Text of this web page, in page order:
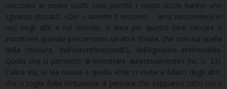
nascosto ai nostri occhi solo perché i nostri occhi hanno uno
sguardo sfocato: «Dio – avverte il vescovo – ama nascondersi in
noi, negli altri e nel mondo, e ama per questo farsi cercare e
incontrare quando percorriamo un’altra strada, che non sia quella
della chiusura, dell’autoreferenzialità, dell’egoismo irrefrenabile.
Quella che ci permette di incontrare autenticamente» (ivi, n. 33).
L’altra via, la via nuova è quella «che ci invita a fidarci degli altri,
che ci toglie dalla tentazione di pensare che sappiamo tutto noi o